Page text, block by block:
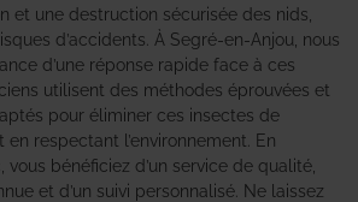
et une destruction sécurisée des nids,
d’accidents. À Segré-en-Anjou, nous
d’une réponse rapide face à ces
utilisent des méthodes éprouvées et
pour éliminer ces insectes de
en respectant l’environnement. En
vous bénéficiez d’un service de qualité,
et d’un suivi personnalisé. Ne laissez